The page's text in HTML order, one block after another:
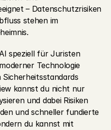
– Datenschutzrisiken
stehen im
speziell für Juristen
Technologie
kannst du nicht nur
und dabei Risiken
und schneller fundierte
du kannst mit